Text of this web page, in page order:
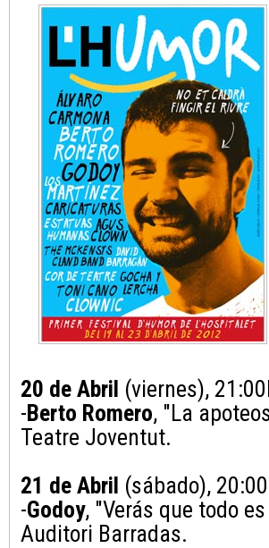
20 de Abril (viernes),
-Berto Romero, "La
Teatre Joventut.
21 de Abril (sábado),
-Godoy, "Verás que todo
Auditori Barradas.